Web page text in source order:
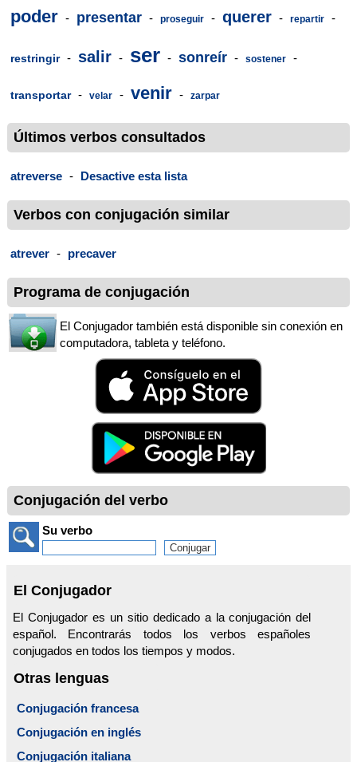
poder - presentar - proseguir - querer - repartir -
restringir - salir - ser - sonreír - sostener -
transportar - velar - venir - zarpar
Últimos verbos consultados
atreverse - Desactive esta lista
Verbos con conjugación similar
atrever - precaver
Programa de conjugación
El Conjugador también está disponible sin conexión en
computadora, tableta y teléfono.
Conjugación del verbo
Su verbo
El Conjugador
El Conjugador es un sitio dedicado a la conjugación del
español. Encontrarás todos los verbos españoles
conjugados en todos los tiempos y modos.
Otras lenguas
Conjugación francesa
Conjugación en inglés
Conjugación italiana